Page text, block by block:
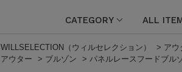
CATEGORY ALL
WILLSELECTION（ウィルセレクション） > アウ
アウター > ブルゾン > パネルレースフードブル